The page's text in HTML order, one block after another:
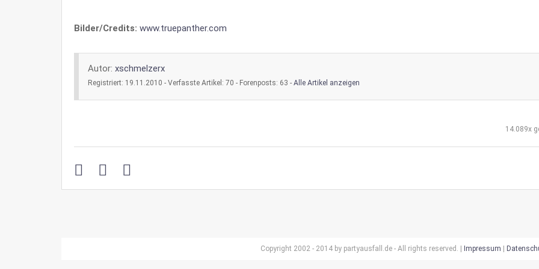
Bilder/Credits: www.truepanther.com
Autor: xschmelzerx
Registriert: 19.11.2010 - Verfasste Artikel: 70 - Forenposts: 63 - Alle Artikel anzeigen
14.089x
Copyright 2002 - 2014 by partyausfall.de - All rights reserved. | Impressum